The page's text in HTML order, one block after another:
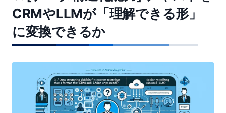
CRMやLLMが「理解できる形」
に変換できるか